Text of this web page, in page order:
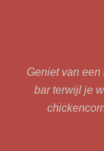
Geniet van
bar terwijl je